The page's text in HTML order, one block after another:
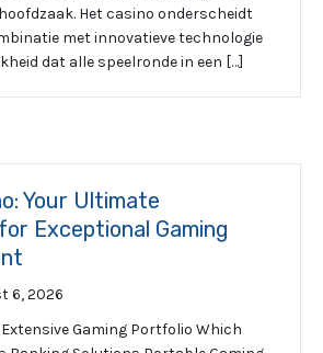
Het casino onderscheidt
met innovatieve technologie
dat alle speelronde in een […]
Your Ultimate
Exceptional Gaming
6, 2026
Gaming Portfolio Which